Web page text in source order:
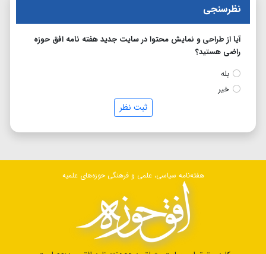
نظرسنجی
آیا از طراحی و نمایش محتوا در سایت جدید هفته نامه افق حوزه
راضی هستید؟
بله
خیر
ثبت نظر
هفته‌نامه سیاسی، علمی و فرهنگی حوزه‌های علمیه